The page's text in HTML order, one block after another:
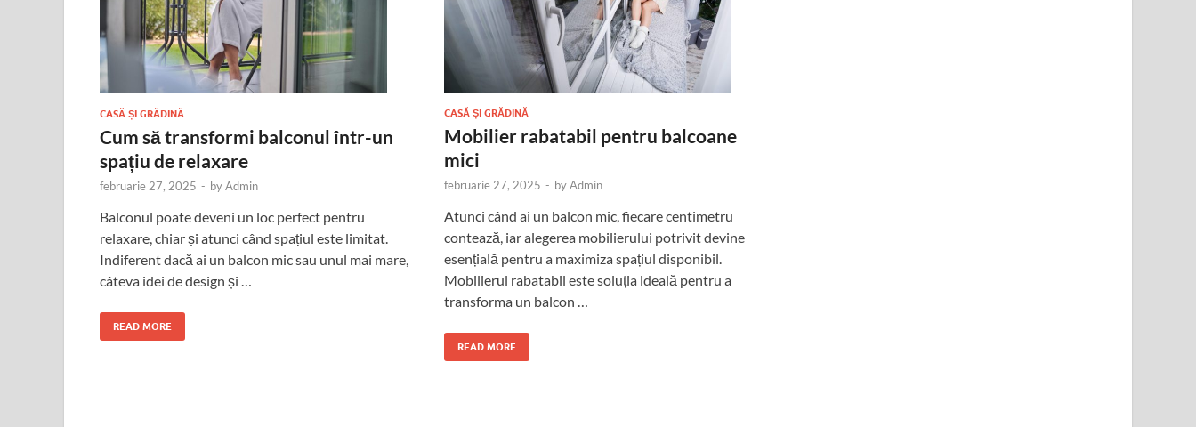
CASĂ ȘI GRĂDINĂ
Cum să transformi balconul într-un
spațiu de relaxare
februarie 27, 2025 - byAdmin
Balconul poate deveni un loc perfect pentru
relaxare, chiar și atunci când spațiul este limitat.
Indiferent dacă ai un balcon mic sau unul mai mare,
câteva idei de design și …
READ MORE
CASĂ ȘI GRĂDINĂ
Mobilier rabatabil pentru balcoane
mici
februarie 27, 2025 - byAdmin
Atunci când ai un balcon mic, fiecare centimetru
contează, iar alegerea mobilierului potrivit devine
esențială pentru a maximiza spațiul disponibil.
Mobilierul rabatabil este soluția ideală pentru a
transforma un balcon …
READ MORE